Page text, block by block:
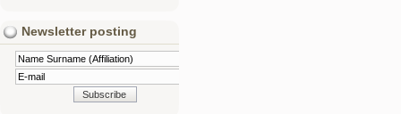
Newsletter posting